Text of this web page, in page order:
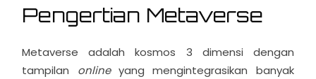
Pengertian Metaverse
Metaverse adalah kosmos 3 dimensi dengan
tampilan onlineyang mengintegrasikan banyak